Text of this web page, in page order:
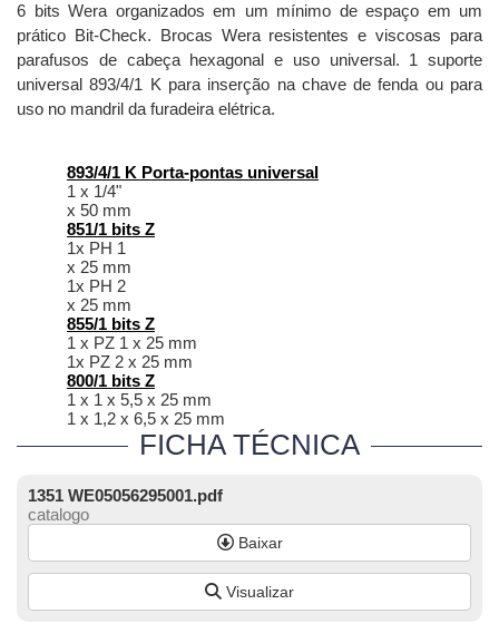
6 bits Wera organizados em um mínimo de espaço em um
prático Bit-Check. Brocas Wera resistentes e viscosas para
parafusos de cabeça hexagonal e uso universal. 1 suporte
universal 893/4/1 K para inserção na chave de fenda ou para
uso no mandril da furadeira elétrica.
893/4/1 K Porta-pontas universal
1 x 1/4"
x 50 mm
851/1 bits Z
1x PH 1
x 25 mm
1x PH 2
x 25 mm
855/1 bits Z
1 x PZ 1 x 25 mm
1x PZ 2 x 25 mm
800/1 bits Z
1 x 1 x 5,5 x 25 mm
1 x 1,2 x 6,5 x 25 mm
FICHA TÉCNICA
1351 WE05056295001.pdf
catalogo
Baixar
Visualizar